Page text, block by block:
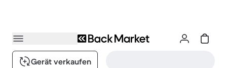
Gerät verkaufen